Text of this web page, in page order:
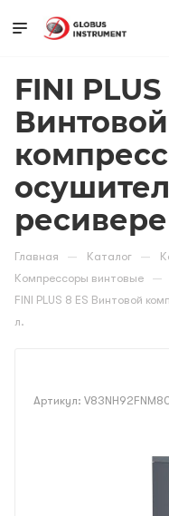
FINI PLUS
Винтовой
Главная — Каталог —
Компрессоры винтовые —
FINI PLUS 8 ES Винтовой
л.
Артикул: